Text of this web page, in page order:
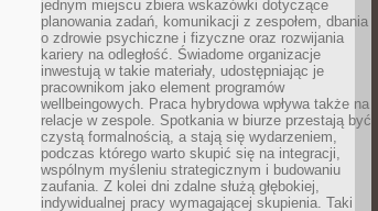
jednym miejscu zbiera wskazówki dotyczące
planowania zadań, komunikacji z zespołem, dbania
o zdrowie psychiczne i fizyczne oraz rozwijania
kariery na odległość. Świadome organizacje
inwestują w takie materiały, udostępniając je
pracownikom jako element programów
wellbeingowych. Praca hybrydowa wpływa także na
relacje w zespole. Spotkania w biurze przestają być
czystą formalnością, a stają się wydarzeniem,
podczas którego warto skupić się na integracji,
wspólnym myśleniu strategicznym i budowaniu
zaufania. Z kolei dni zdalne służą głębokiej,
indywidualnej pracy wymagającej skupienia. Taki